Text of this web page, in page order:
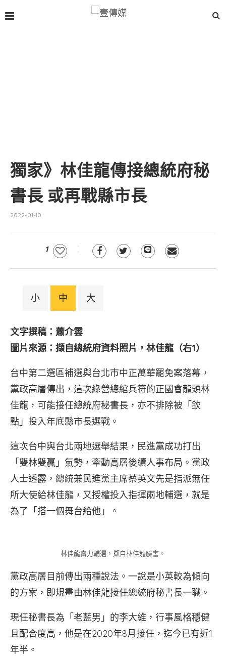
獨家》林佳龍傳接總統府秘
書長 或再戰縣市長
2022-01-10
1
小 中 大
文字撰稿：蕭介雲
圖片來源：擷自總統府資料照片，林佳龍（右1）
台中第二選區補選與台北市中正萬華罷免案落幕，
黨政高層傳出，這次綠營總綰兵符的正國會龍頭林
佳龍，可能接任總統府秘書長，亦不排除被「欽
點」投入年底縣市長選戰。
這次台中與台北兩地選舉結果，民進黨成功打出
「雙林雙贏」氣勢，牽動高層後續人事布局。黨政
人士透露，總統兼民進黨主席蔡英文先是指派無任
所大使給林佳龍，又授權投入指揮兩地輔選，就是
為了「搭一個舞台給他」。
林佳龍賣力輔選，擷自林佳龍臉書。
黨政高層目前傳出兩種說法。一說是小英較為傾向
的方案，即規畫由林佳龍接任總統府秘書長一職。
現任秘書長為「老藍男」的李大維，行事風格穩健
且配合度高，他是在2020年8月接任，迄今已有近1
年半。